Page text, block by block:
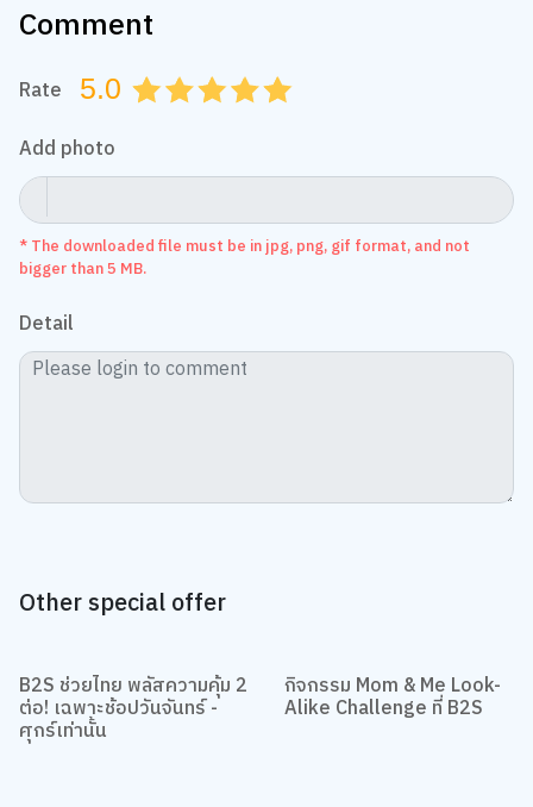
Comment
Rate 5.0 4.5
4.0
3.5
3.0
2.5
2.0
1.5
1.0
0.5
Add photo
* The downloaded file must be in jpg, png, gif format, and not
bigger than 5 MB.
Detail
Other special offer
B2S ช่วยไทย พลัสความคุ้ม 2
ต่อ! เฉพาะช้อปวันจันทร์ -
ศุกร์เท่านั้น
กิจกรรม Mom & Me Look-
Alike Challenge ที่ B2S